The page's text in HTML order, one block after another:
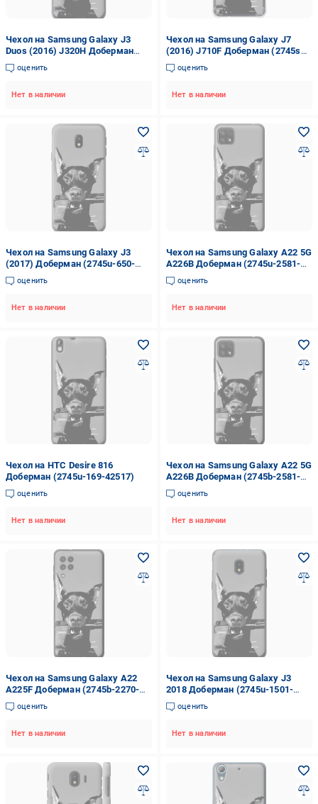
Чехол на Samsung Galaxy J3
Duos (2016) J320H Доберман
(2745t-265-42517)
оценить
Нет в наличии
Чехол на Samsung Galaxy J7
(2016) J710F Доберман (2745sp-
263-42517)
оценить
Нет в наличии
Чехол на Samsung Galaxy J3
(2017) Доберман (2745u-650-
42517)
оценить
Нет в наличии
Чехол на Samsung Galaxy A22 5G
A226B Доберман (2745u-2581-
42517)
оценить
Нет в наличии
Чехол на HTC Desire 816
Доберман (2745u-169-42517)
оценить
Нет в наличии
Чехол на Samsung Galaxy A22 5G
A226B Доберман (2745b-2581-
42517)
оценить
Нет в наличии
Чехол на Samsung Galaxy A22
A225F Доберман (2745b-2270-
42517)
оценить
Нет в наличии
Чехол на Samsung Galaxy J3
2018 Доберман (2745u-1501-
42517)
оценить
Нет в наличии